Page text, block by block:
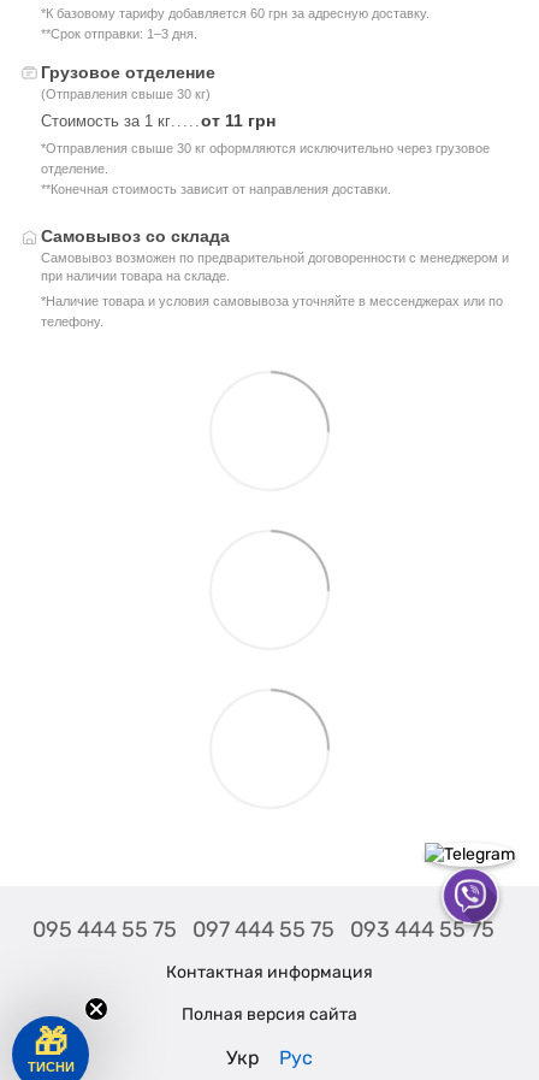
*К базовому тарифу добавляется 60 грн за адресную доставку.
**Срок отправки: 1–3 дня.
Грузовое отделение
(Отправления свыше 30 кг)
Стоимость за 1 кг от 11 грн
*Отправления свыше 30 кг оформляются исключительно через грузовое
отделение.
**Конечная стоимость зависит от направления доставки.
Самовывоз со склада
Самовывоз возможен по предварительной договоренности с менеджером и
при наличии товара на складе.
*Наличие товара и условия самовывоза уточняйте в мессенджерах или по
телефону.
095 444 55 75 097 444 55 75 093 444 55 75
Контактная информация
Полная версия сайта
Укр Рус
🎁
ТИСНИ